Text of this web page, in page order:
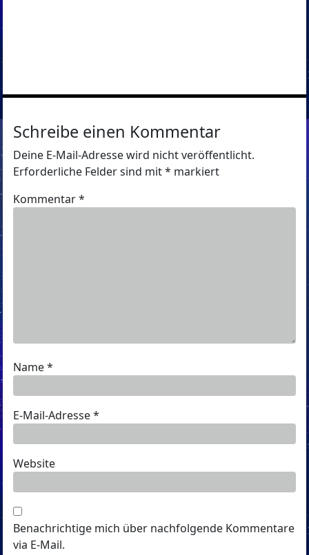
Schreibe einen Kommentar
Deine E-Mail-Adresse wird nicht veröffentlicht.
Erforderliche Felder sind mit* markiert
Kommentar*
Name*
E-Mail-Adresse*
Website
Benachrichtige mich über nachfolgende Kommentare
via E-Mail.